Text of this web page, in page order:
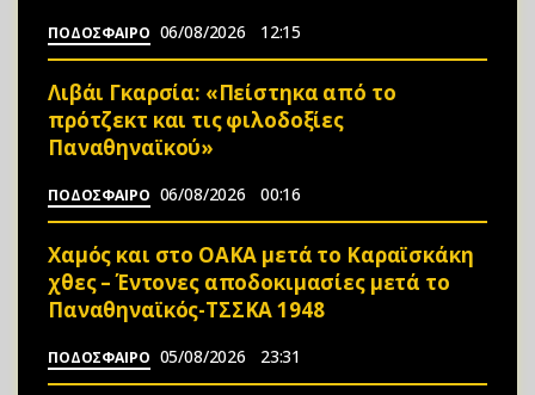
ΠΟΔΟΣΦΑΙΡΟ 06/08/2026 12:15
Λιβάι Γκαρσία: «Πείστηκα από το
πρότζεκτ και τις φιλοδοξίες
Παναθηναϊκού»
ΠΟΔΟΣΦΑΙΡΟ 06/08/2026 00:16
Χαμός και στο ΟΑΚΑ μετά το Καραϊσκάκη
χθες – Έντονες αποδοκιμασίες μετά το
Παναθηναϊκός-ΤΣΣΚΑ 1948
ΠΟΔΟΣΦΑΙΡΟ 05/08/2026 23:31